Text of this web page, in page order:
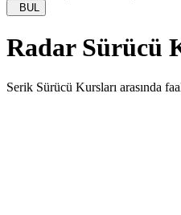
BUL
Radar Sürücü
Serik Sürücü Kursları arasında